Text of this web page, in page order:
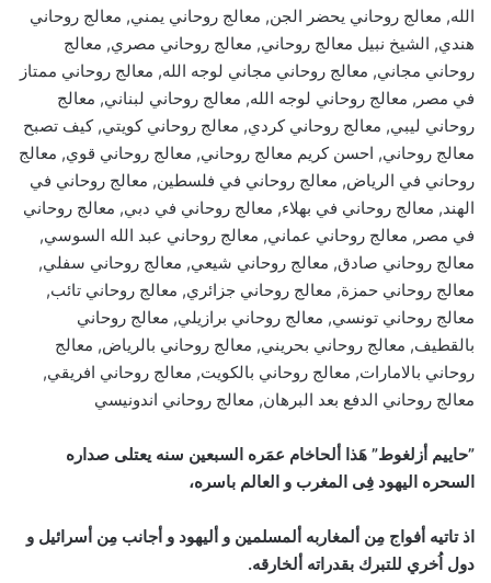
الله, معالج روحاني يحضر الجن, معالج روحاني يمني, معالج روحاني
هندي, الشيخ نبيل معالج روحاني, معالج روحاني مصري, معالج
روحاني مجاني, معالج روحاني مجاني لوجه الله, معالج روحاني ممتاز
في مصر, معالج روحاني لوجه الله, معالج روحاني لبناني, معالج
روحاني ليبي, معالج روحاني كردي, معالج روحاني كويتي, كيف تصبح
معالج روحاني, احسن كريم معالج روحاني, معالج روحاني قوي, معالج
روحاني في الرياض, معالج روحاني في فلسطين, معالج روحاني في
الهند, معالج روحاني في بهلاء, معالج روحاني في دبي, معالج روحاني
في مصر, معالج روحاني عماني, معالج روحاني عبد الله السوسي,
معالج روحاني صادق, معالج روحاني شيعي, معالج روحاني سفلي,
معالج روحاني حمزة, معالج روحاني جزائري, معالج روحاني تائب,
معالج روحاني تونسي, معالج روحاني برازيلي, معالج روحاني
بالقطيف, معالج روحاني بحريني, معالج روحاني بالرياض, معالج
روحاني بالامارات, معالج روحاني بالكويت, معالج روحاني افريقي,
معالج روحاني الدفع بعد البرهان, معالج روحاني اندونيسي
”حاييم أزلغوط” هَذا ألحاخام عمَره السبعين سنه يعتلى صداره
السحره اليهود فِى المغرب و العالم باسره،
اذ تاتيه أفواج مِن ألمغاربه ألمسلمين و أليهود و أجانب مِن أسرائيل و
دول اُخري للتبرك بقدراته ألخارقه.